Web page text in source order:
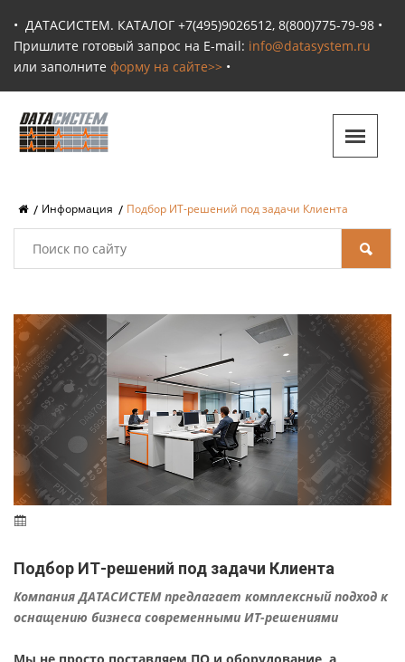
• ДАТАСИСТЕМ. КАТАЛОГ +7(495)9026512, 8(800)775-79-98 •
Пришлите готовый запрос на E-mail: info@datasystem.ru
или заполните форму на сайте>> •
Информация Подбор ИТ-решений под задачи Клиента
Подбор ИТ-решений под задачи Клиента
Компания ДАТАСИСТЕМ предлагает комплексный подход к
оснащению бизнеса современными ИТ-решениями